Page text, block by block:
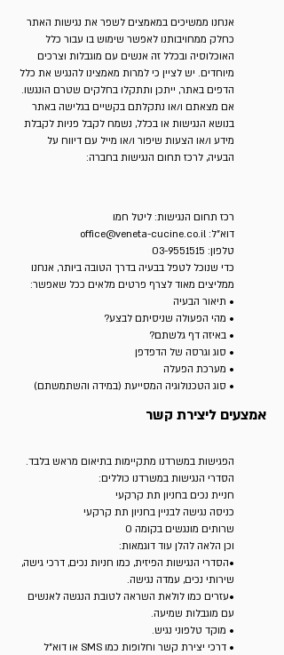
אנחנו ממשיכים במאמצים לשפר את נגישות האתר
כחלק ממחויבותנו לאפשר שימוש בו עבור כלל
האוכלוסיה ובכלל זה אנשים עם מוגבלות וצרכים
מיוחדים. יש לציין כי למרות מאמצינו להנגיש את כלל
הדפים באתר, ייתכן ותתקלו בחלקים שטרם הונגשו.
אם מצאתם ו/או נתקלתם בקשיים בגלישה באתר
בנושא הנגישות או בכלל, נשמח לקבל פניות לקבלת
מידע ו/או הצעות שיפור ו/או מייל עם דיווח על
הבעיה, לרכז תחום הנגישות בחברה:
​רכז תחום הנגישות: ליטל חמו
דוא"ל: office@veneta-cucine.co.il
טלפון: 03-9551515
כדי שנוכל לטפל בבעיה בדרך הטובה ביותר, אנחנו
ממליצים מאוד לצרף פרטים מלאים ככל שאפשר:
• תיאור הבעיה
• מהי הפעולה שניסיתם לבצע?
• באיזה דף גלשתם?
• סוג וגרסה של הדפדפן
• מערכת הפעלה
• סוג הטכנולוגיה המסייעת (במידה והשתמשתם)
אמצעים ליצירת קשר
הפגישות במשרדנו מתקיימות בתיאום מראש בלבד.
הסדרי הנגישות במשרדנו כוללים:
חניית נכים בחניון תת קרקעי
כניסה נגישה לבניין בחניון תת קרקעי
שרותים מונגשים בקומה 0
וכן הלאה להלן עוד דוגמאות:
•הסדרי הנגישות הפיזית, כמו חניות נכים, דרכי גישה,
שירותי נכים, עמדה נגישה.
•עזרים כמו לולאת השראה לטובת הנגשה לאנשים
עם מוגבלות שמיעה.
• מוקד טלפוני נגיש.
• דרכי יצירת קשר וחלופות כמו SMS או דוא"ל